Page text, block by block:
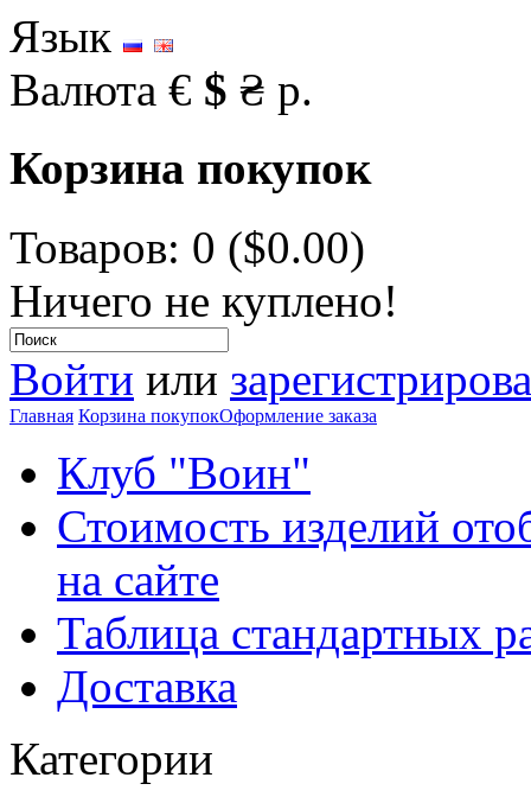
Язык
Валюта € $ ₴ р.
Корзина покупок
Товаров: 0 ($0.00)
Ничего не куплено!
Войти или
Главная Корзина покупокОформление заказа
Клуб "Воин"
Стоимость изделий
на сайте
Таблица стандартных
Доставка
Категории